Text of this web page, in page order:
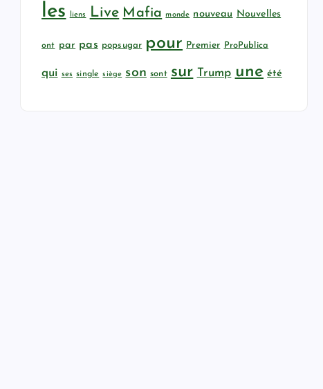
les liens Live Mafia monde nouveau Nouvelles
ont par pas popsugar pour Premier ProPublica
qui ses single siège son sont sur Trump une été